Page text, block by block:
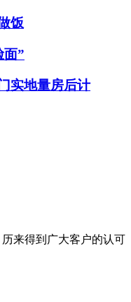
饭
面”
实地量房后计
来得到广大客户的认可